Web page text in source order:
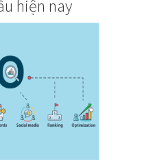
hiện nay